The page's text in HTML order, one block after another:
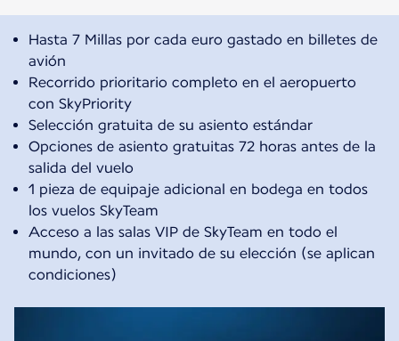
Hasta 7 Millas por cada euro gastado en billetes de
avión
Recorrido prioritario completo en el aeropuerto
con SkyPriority
Selección gratuita de su asiento estándar
Opciones de asiento gratuitas 72 horas antes de la
salida del vuelo
1 pieza de equipaje adicional en bodega en todos
los vuelos SkyTeam
Acceso a las salas VIP de SkyTeam en todo el
mundo, con un invitado de su elección (se aplican
condiciones)